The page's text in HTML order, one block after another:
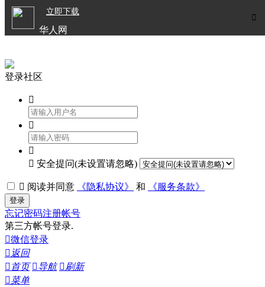

立即下载
华人网
登录社区



 安全提问(未设置请忽略)
 阅读并同意 《隐私协议》 和 《服务条款》
登录
忘记密码注册帐号
第三方帐号登录.
微信登录
 返回
 首页 导航 刷新
菜单